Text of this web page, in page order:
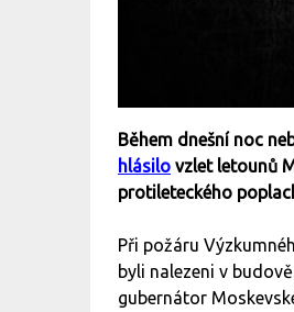
Během dnešní noc
hlásilo vzlet letounů
protileteckého
Při požáru
byli nalezeni v
gubernátor